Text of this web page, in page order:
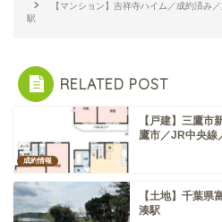
【マンション】吉祥寺ハイム／成約済み
駅
RELATED POST
成約情報
【戸建】三鷹市
鷹市／JR中央線
【土地】千葉県
湊駅